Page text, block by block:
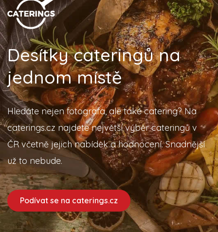
Desítky cateringů na
jednom místě
Hledáte nejen fotografa, ale také catering? Na
caterings.cz najdete největší výběr cateringů v
ČR včetně jejich nabídek a hodnocení. Snadnější
už to nebude.
Podívat se na caterings.cz